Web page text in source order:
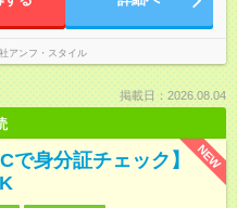
アンフ・スタイル
掲載日：2026.08.04
NEW
で身分証チェック】